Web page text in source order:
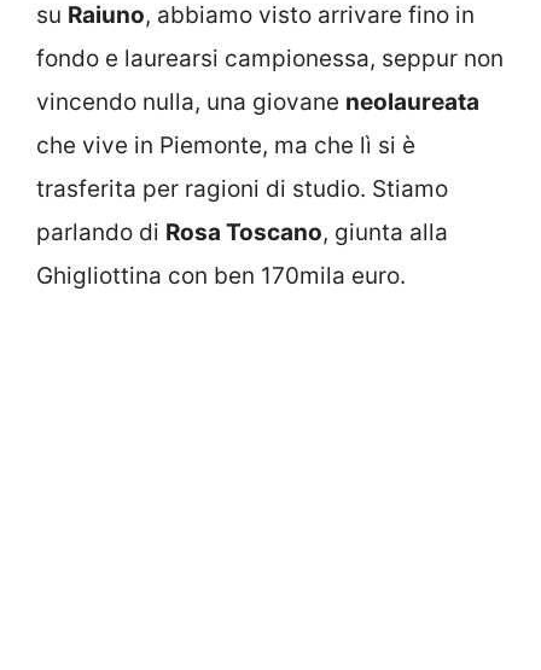
su Raiuno, abbiamo visto arrivare fino in
fondo e laurearsi campionessa, seppur non
vincendo nulla, una giovane neolaureata
che vive in Piemonte, ma che lì si è
trasferita per ragioni di studio. Stiamo
parlando di Rosa Toscano, giunta alla
Ghigliottina con ben 170mila euro.